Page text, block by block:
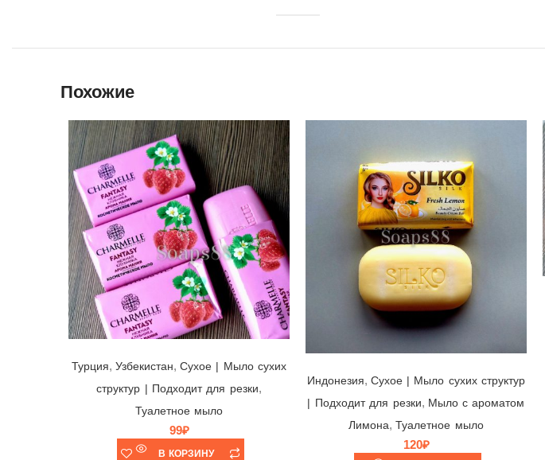
Похожие
Турция, Узбекистан, Cухое | Мыло сухих
структур | Подходит для резки,
Туалетное мыло
99₽
В КОРЗИНУ
Индонезия, Cухое | Мыло сухих структур
| Подходит для резки, Мыло с ароматом
Лимона,Туалетное мыло
120₽